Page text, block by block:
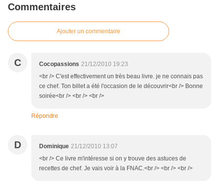
Commentaires
Ajouter un commentaire
C Cocopassions 21/12/2010 19:23
<br /> C'est effectivement un très beau livre. je ne connais pas
ce chef. Ton billet a été l'occasion de le découvrir<br /> Bonne
soirée<br /> <br /> <br />
Répondre
D Dominique 21/12/2010 13:07
<br /> Ce livre m'intéresse si on y trouve des astuces de
recettes de chef. Je vais voir à la FNAC.<br /> <br /> <br />